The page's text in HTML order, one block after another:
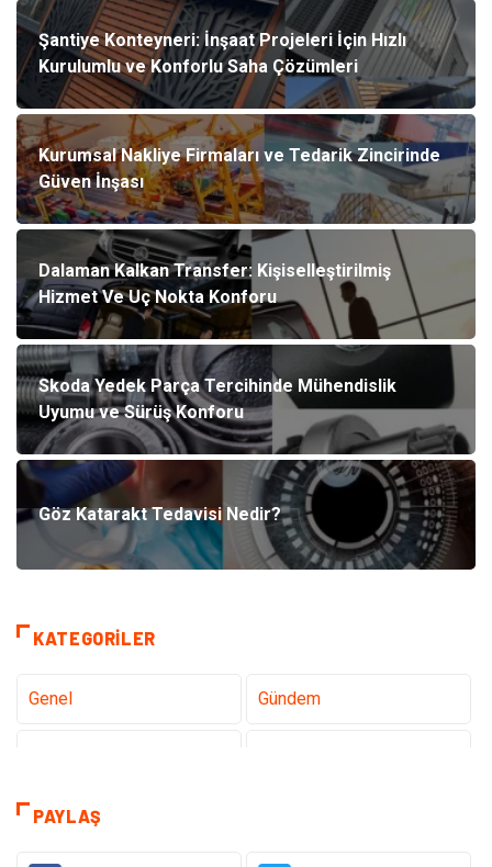
Şantiye Konteyneri: İnşaat Projeleri İçin Hızlı
Kurulumlu ve Konforlu Saha Çözümleri
Kurumsal Nakliye Firmaları ve Tedarik Zincirinde
Güven İnşası
Dalaman Kalkan Transfer: Kişiselleştirilmiş
Hizmet Ve Uç Nokta Konforu
Skoda Yedek Parça Tercihinde Mühendislik
Uyumu ve Sürüş Konforu
Göz Katarakt Tedavisi Nedir?
KATEGORILER
Genel Gündem
Teknoloji & İnternet
PAYLAŞ